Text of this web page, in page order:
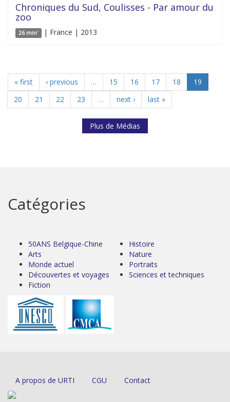
Chroniques du Sud, Coulisses - Par amour du
zoo
26 min' | France | 2013
« first ‹ previous … 15 16 17 18
19
20
21 22 23 … next › last »
Plus de Médias
Catégories
50ANS Belgique-Chine
Arts
Monde actuel
Découvertes et voyages
Fiction
Histoire
Nature
Portraits
Sciences et techniques
A propos de URTI CGU Contact